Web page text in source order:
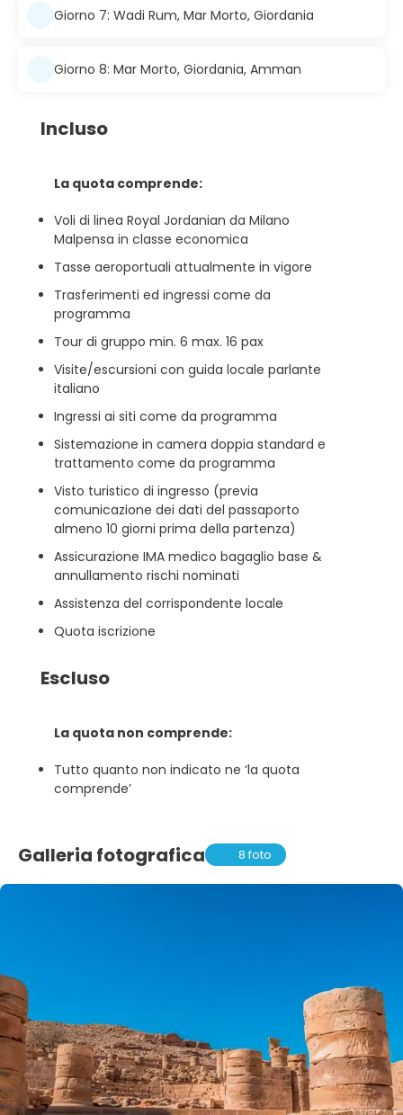
Giorno 7: Wadi Rum, Mar Morto, Giordania
Giorno 8: Mar Morto, Giordania, Amman
Incluso
La quota comprende:
Voli di linea Royal Jordanian da Milano
Malpensa in classe economica
Tasse aeroportuali attualmente in vigore
Trasferimenti ed ingressi come da
programma
Tour di gruppo min. 6 max. 16 pax
Visite/escursioni con guida locale parlante
italiano
Ingressi ai siti come da programma
Sistemazione in camera doppia standard e
trattamento come da programma
Visto turistico di ingresso (previa
comunicazione dei dati del passaporto
almeno 10 giorni prima della partenza)
Assicurazione IMA medico bagaglio base &
annullamento rischi nominati
Assistenza del corrispondente locale
Quota iscrizione
Escluso
La quota non comprende:
Tutto quanto non indicato ne ‘la quota
comprende’
Galleria fotografica 8 foto